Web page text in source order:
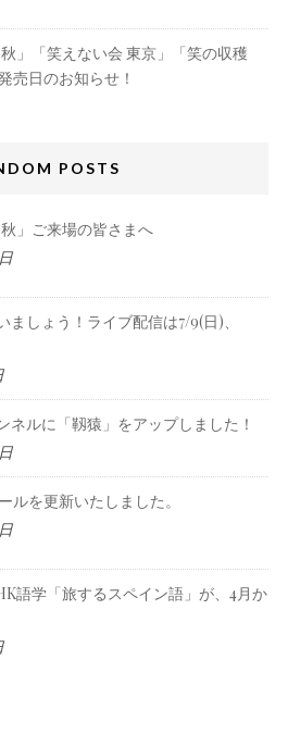
秋」「笑えない会 東京」「笑の収穫
売日のお知らせ！
POSTS
秋」ご来場の皆さまへ
ましょう！ライブ配信は7/9(日)、
ネルに「靱猿」をアップしました！
ルを更新いたしました。
語学「旅するスペイン語」が、4月か